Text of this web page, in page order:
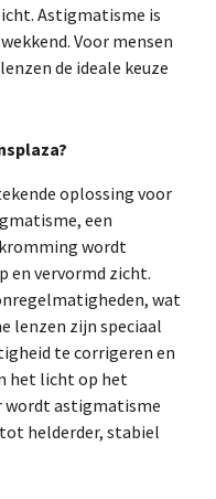
Astigmatisme is
Voor mensen
de ideale keuze
oplossing voor
een
wordt
en vervormd zicht.
wat
lenzen zijn speciaal
te corrigeren en
het licht op het
wordt astigmatisme
helderder, stabiel